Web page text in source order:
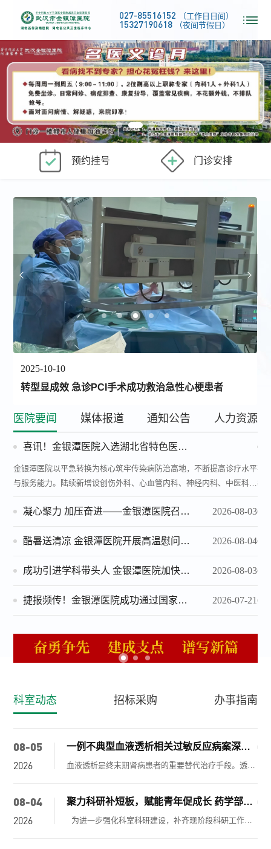
027-85516152 （工作日日间）
15327190618 （夜间节假日）
预约挂号 门诊安排
2025-10-10
转型显成效 急诊PCI手术成功救治急性心梗患者
医院要闻 媒体报道 通知公告 人力资源
喜讯！金银潭医院入选湖北省特色医院建设项目单位
金银潭医院以平急转换为核心筑牢传染病防治高地，不断提高诊疗水平
与服务能力。陆续新增设创伤外科、心血管内科、神经内科、中医科、
肿瘤科、全科医学科及血液透析中心等综合诊疗科室，铸牢传染性疾病
的综合诊疗基础，医疗服务体系持续完善，区域疑难重症诊疗中心地位
持续凸显。
凝心聚力 加压奋进——金银潭医院召开2026年度半年工作会议 2026-08-03
酷暑送清凉 金银潭医院开展高温慰问活动 2026-08-04
成功引进学科带头人 金银潭医院加快打造感染医学新高地 2026-08-03
捷报频传！金银潭医院成功通过国家级创伤中心评审 2026-07-21
不
症
战
科室动态 招标采购 办事指南
08-05
2026
一例不典型血液透析相关过敏反应病案深度分析
血液透析是终末期肾病患者的重要替代治疗手段。透析相关过敏反应临床常见，但表现典型者多以皮肤瘙痒、荨麻疹、嗜酸性粒细胞升高为主。在合并重症感染、免疫紊乱的患者中，过敏反应可能表现隐匿，容易被误诊为低钙、透析失衡或超滤相关并发症等。 本文结合一例合并活动性肺结核及导管相关血流感染的老年透析患者，复盘其诊疗过程，分析不典型透析过敏的识别思路与临床启示。 一、病例基础概况 患者，男性，71岁，因“间断低热3月”入院。既往有双眼白内障手术史，否认高血压、糖尿病、肝炎、结核等疾病史，否认药物及食物过敏史。 入院前外院已确诊继发性肺
08-04
2026
聚力科研补短板，赋能青年促成长 药学部开展药学科研专题交流学习
为进一步强化科室科研建设，补齐现阶段科研工作短板，搭建临床与药学协同科研平台，为青年药师科研发展引航指路，7月30日下午武汉市金银潭医院药学部组织年轻药师10余人开展药学科研专题交流学习活动，会议由感染医学中心梁科主任主持。 本次学习聚焦临床药学前沿与科研能力提升，多学科专家依次带来专题分享。临床药师周爽围绕抗真菌药物药理作用开展专题报告，夯实青年药师专业理论基础；药学部陈靖赜主任介绍药学部基本情况，明晰科室发展现状与科研建设目标；感染医学中心梁科主任结合自身深耕临床科研的实践经历，分享科研思维培养、论文撰写等实操经验，拓宽药师科研思路；感染免疫科陈丽医生结合真实临床病例